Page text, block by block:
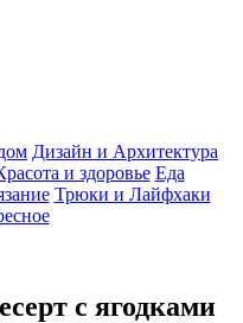
Дизайн и Архитектура
и здоровье Еда
Трюки и Лайфхаки
с ягодками